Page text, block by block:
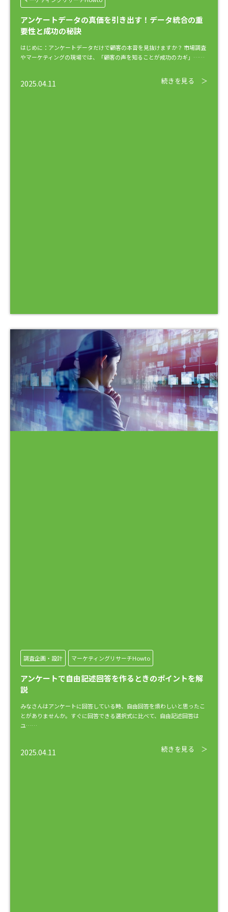
アンケートデータの真価を引き出す！データ統合の重
要性と成功の秘訣
はじめに：アンケートデータだけで顧客の本音を見抜けますか？ 市場調査
やマーケティングの現場では、「顧客の声を知ることが成功のカギ」……
2025.04.11 続きを見る ＞
調査企画・設計 マーケティングリサーチHowto
アンケートで自由記述回答を作るときのポイントを解
説
みなさんはアンケートに回答している時、自由回答を煩わしいと思ったこ
とがありませんか。すぐに回答できる選択式に比べて、自由記述回答は
ユ……
2025.04.11 続きを見る ＞